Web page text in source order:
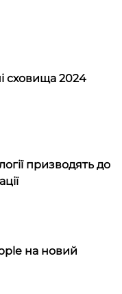
сховища 2024
призводять до
на новий